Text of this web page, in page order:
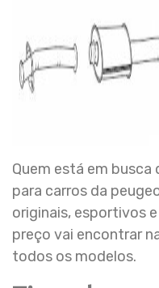
Quem está em
para carros da
originais, esportivos
preço vai encontrar
todos os modelos.